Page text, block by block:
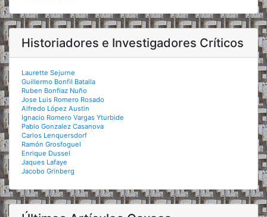
Historiadores e Investigadores Críticos
Laurette Sejurne
Guillermo Bonfil Batalla
Ruben Bonfiaz Nuño
Jose Luis Romero Rosado
Alfredo López Austin
Ignacio Romero Vargas Yturbide
Pablo Gonzalez Casanova
Carlos Lenquersdorf
Ramón Grosfoguel
Enrique Dussel
Jaques Lafaye
Jacobo Grinberg